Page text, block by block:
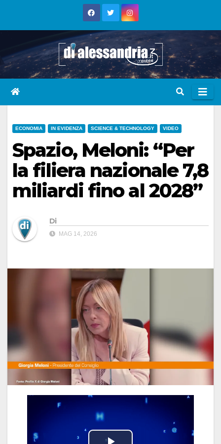
ECONOMIA IN EVIDENZA SCIENCE & TECHNOLOGY VIDEO
Spazio, Meloni: “Per
la filiera nazionale 7,8
miliardi fino al 2028”
Di
MAG 14, 2026